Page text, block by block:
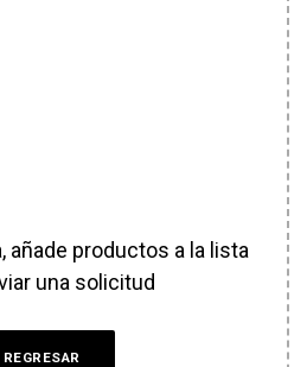
añade productos a la lista
una solicitud
REGRESAR